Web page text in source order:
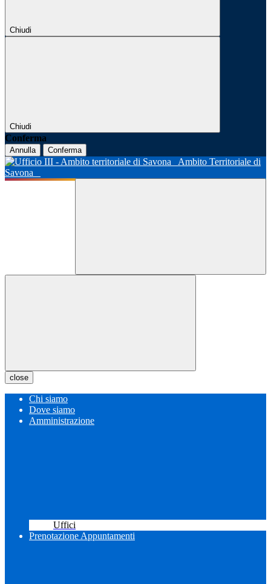
Chiudi
Chiudi
Conferma
Annulla Conferma
Ambito Territoriale di
Savona
close
Chi siamo
Dove siamo
Amministrazione
Uffici
Prenotazione Appuntamenti